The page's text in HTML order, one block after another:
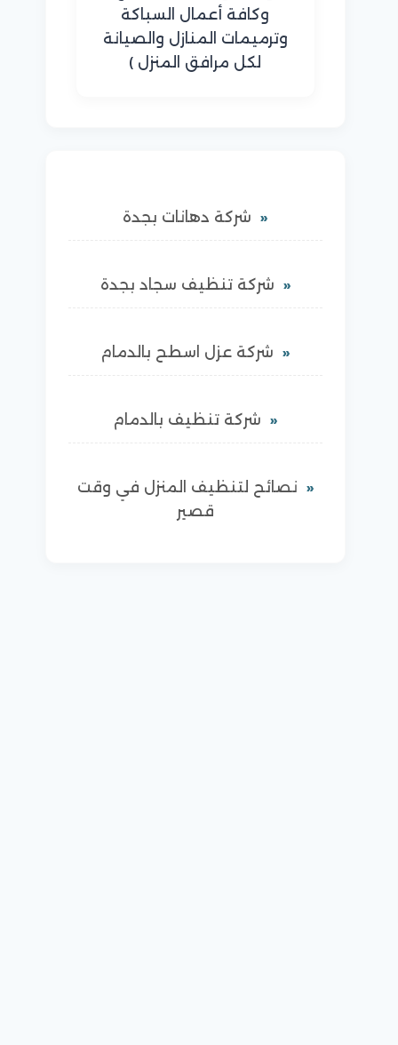
وكافة أعمال السباكة
وترميمات المنازل والصيانة
لكل مرافق المنزل )
شركة دهانات بجدة
شركة تنظيف سجاد بجدة
شركة عزل اسطح بالدمام
شركة تنظيف بالدمام
نصائح لتنظيف المنزل في وقت
قصير